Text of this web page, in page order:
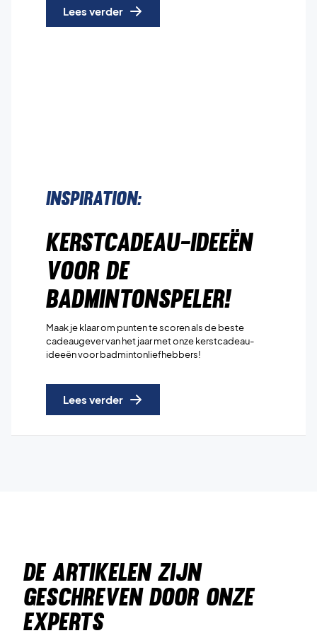
Lees verder
Inspiration:
Kerstcadeau-ideeën
voor de
badmintonspeler!
Maak je klaar om punten te scoren als de beste
cadeaugever van het jaar met onze kerstcadeau-
ideeën voor badmintonliefhebbers!
Lees verder
DE ARTIKELEN ZIJN
GESCHREVEN DOOR ONZE
EXPERTS